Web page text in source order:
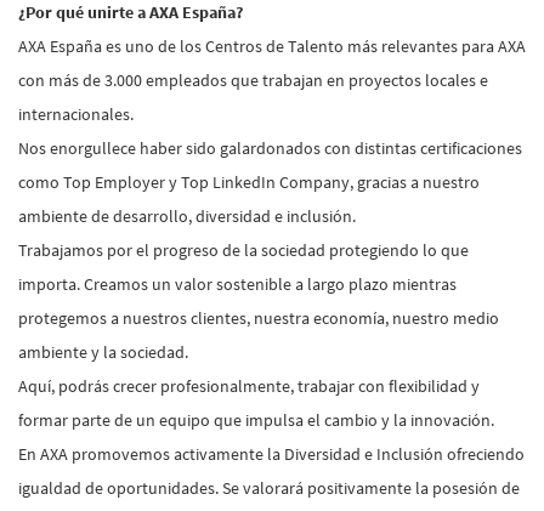
¿Por qué unirte a AXA España?
AXA España es uno de los Centros de Talento más relevantes para AXA
con más de 3.000 empleados que trabajan en proyectos locales e
internacionales.
Nos enorgullece haber sido galardonados con distintas certificaciones
como Top Employer y Top LinkedIn Company, gracias a nuestro
ambiente de desarrollo, diversidad e inclusión.
Trabajamos por el progreso de la sociedad protegiendo lo que
importa. Creamos un valor sostenible a largo plazo mientras
protegemos a nuestros clientes, nuestra economía, nuestro medio
ambiente y la sociedad.
Aquí, podrás crecer profesionalmente, trabajar con flexibilidad y
formar parte de un equipo que impulsa el cambio y la innovación.
En AXA promovemos activamente la Diversidad e Inclusión ofreciendo
igualdad de oportunidades. Se valorará positivamente la posesión de